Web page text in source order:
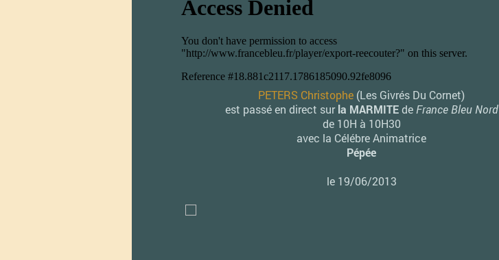
PETERS Christophe (Les Givrés Du Cornet)
est passé en direct surla MARMITEde France Bleu Nord
de 10H à 10H30
avec la Célébre Animatrice
Pépée
le 19/06/2013